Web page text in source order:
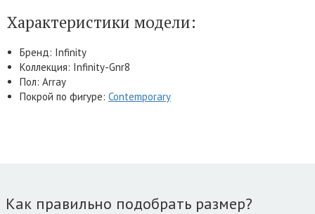
Характеристики модели:
Бренд: Infinity
Коллекция: Infinity-Gnr8
Пол: Array
Покрой по фигуре: Contemporary
Как правильно подобрать размер?